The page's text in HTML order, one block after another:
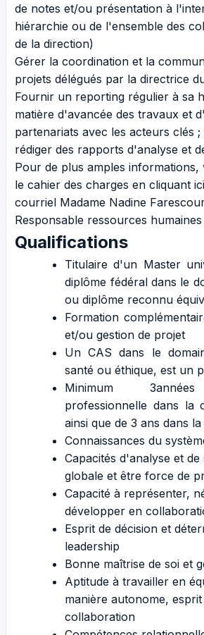
de notes et/ou présentation à
hiérarchie ou de l'ensemble des
de la direction)
Gérer la coordination et la
projets délégués par la directrice
Fournir un reporting régulier à sa
matière d'avancée des travaux et
partenariats avec les acteurs clés
rédiger des rapports d'analyse et
Pour de plus amples
le cahier des charges en cliquant ici
courriel Madame Nadine
Responsable ressources humaines
Qualifications
Titulaire d'un Master
diplôme fédéral dans le
ou diplôme reconnu
Formation
et/ou gestion de projet
Un CAS dans le
santé ou éthique, est un
Minimum
professionnelle dans la
ainsi que de 3 ans dans
Connaissances du
Capacités d'analyse et
globale et être force de
Capacité à représenter,
développer en
Esprit de décision et
leadership
Bonne maîtrise de soi et
Aptitude à travailler en
manière autonome,
collaboration